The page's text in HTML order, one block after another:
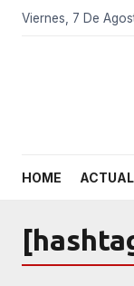
Viernes, 7 De
HOME